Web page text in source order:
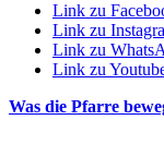
Link zu
Link zu
Link zu
Link zu
Was die Pfarre